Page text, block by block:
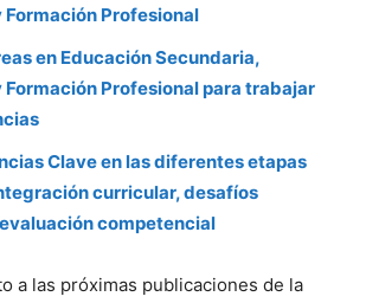
Profesional
en Educación Secundaria,
Formación Profesional para trabajar
Clave en las diferentes etapas
curricular, desafíos
competencial
a las próximas publicaciones de la